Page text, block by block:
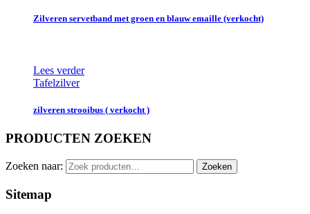
Zilveren servetband met groen en blauw emaille (verkocht)
Lees verder
Tafelzilver
zilveren strooibus ( verkocht )
PRODUCTEN ZOEKEN
Zoeken naar: Zoeken
Sitemap